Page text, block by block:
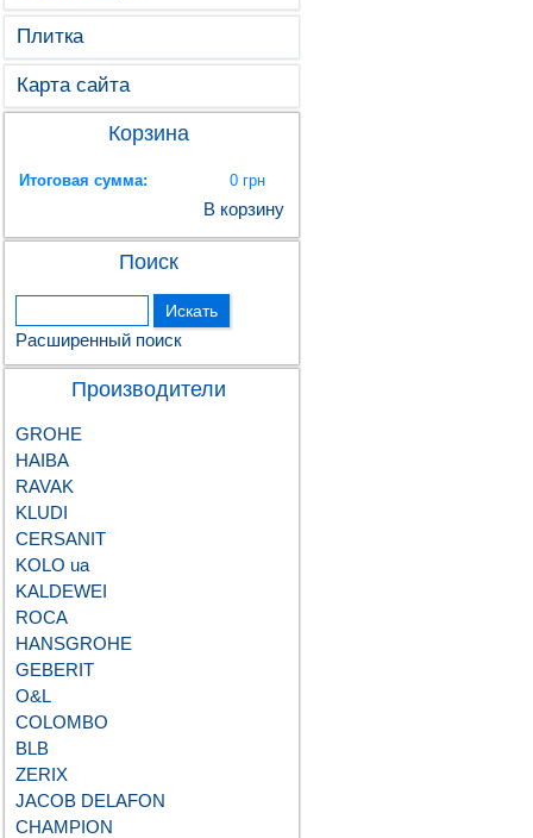
Плитка
Карта сайта
Корзина
Итоговая сумма: 0 грн
В корзину
Поиск
Расширенный поиск
Производители
GROHE
HAIBA
RAVAK
KLUDI
CERSANIT
KOLO ua
KALDEWEI
ROCA
HANSGROHE
GEBERIT
О&L
COLOMBO
BLB
ZERIX
JACOB DELAFON
CHAMPION